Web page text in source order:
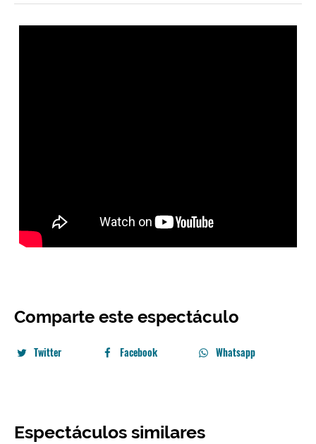
Comparte este espectáculo
Twitter Facebook Whatsapp
Espectáculos similares